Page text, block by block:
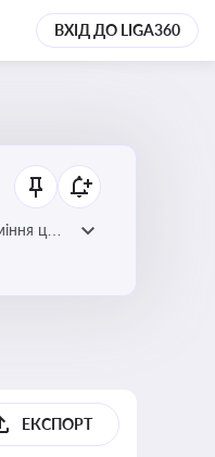
ВХІД ДО LIGA360
цих
ЕКСПОРТ